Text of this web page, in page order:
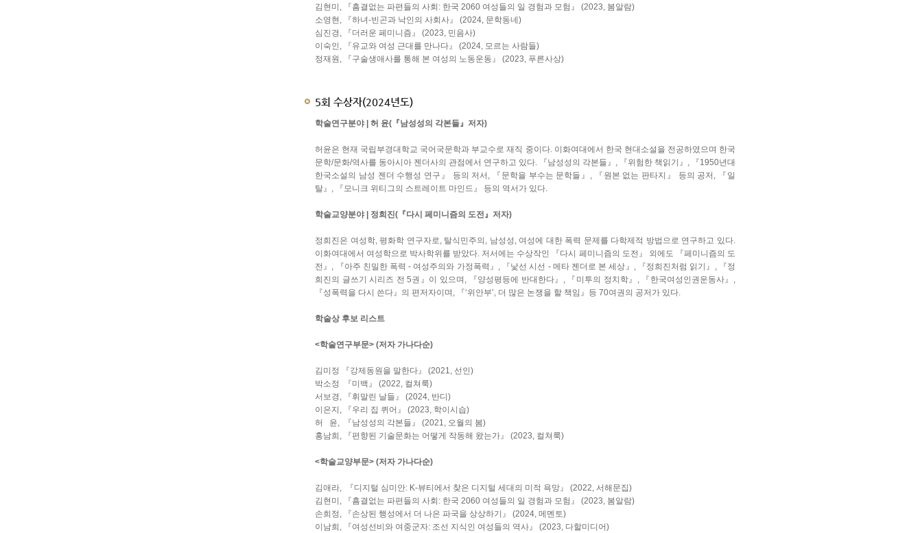
김현미, 『흠결없는 파편들의 사회: 한국 2060 여성들의 일 경험과 모험』 (2023, 봄알람)
소영현, 『하녀-빈곤과 낙인의 사회사』 (2024, 문학동네)
심진경, 『더러운 페미니즘』 (2023, 민음사)
이숙인, 『유교와 여성 근대를 만나다』 (2024, 모르는 사람들)
정재원, 『구술생애사를 통해 본 여성의 노동운동』 (2023, 푸른사상)
5회 수상자(2024년도)
학술연구분야 | 허 윤(『남성성의 각본들』저자)
허윤은 현재 국립부경대학교 국어국문학과 부교수로 재직 중이다. 이화여대에서 한국 현대소설을 전공하였으며 한국
문학/문화/역사를 동아시아 젠더사의 관점에서 연구하고 있다. 『남성성의 각본들』, 『위험한 책읽기』, 『1950년대
한국소설의 남성 젠더 수행성 연구』 등의 저서, 『문학을 부수는 문학들』, 『원본 없는 판타지』 등의 공저, 『일
탈』, 『모니크 위티그의 스트레이트 마인드』 등의 역서가 있다.
학술교양분야 | 정희진(『다시 페미니즘의 도전』저자)
정희진은 여성학, 평화학 연구자로, 탈식민주의, 남성성, 여성에 대한 폭력 문제를 다학제적 방법으로 연구하고 있다.
이화여대에서 여성학으로 박사학위를 받았다. 저서에는 수상작인 『다시 페미니즘의 도전』 외에도 『페미니즘의 도
전』, 『아주 친밀한 폭력 - 여성주의와 가정폭력』, 『낯선 시선 - 메타 젠더로 본 세상』, 『정희진처럼 읽기』, 『정
희진의 글쓰기 시리즈 전 5권』이 있으며, 『양성평등에 반대한다』, 『미투의 정치학』, 『한국여성인권운동사』,
『성폭력을 다시 쓴다』의 편저자이며, 『‘위안부’, 더 많은 논쟁을 할 책임』등 70여권의 공저가 있다.
학술상 후보 리스트
<학술연구부문> (저자 가나다순)
김미정 『강제동원을 말한다』 (2021, 선인)
박소정 『미백』 (2022, 컬쳐룩)
서보경, 『휘말린 날들』 (2024, 반디)
이은지, 『우리 집 퀴어』 (2023, 학이시습)
허 윤, 『남성성의 각본들』 (2021, 오월의 봄)
홍남희, 『편향된 기술문화는 어떻게 작동해 왔는가』 (2023, 컬쳐룩)
<학술교양부문> (저자 가나다순)
김애라, 『디지털 심미안: K-뷰티에서 찾은 디지털 세대의 미적 욕망』 (2022, 서해문집)
김현미, 『흠결없는 파편들의 사회: 한국 2060 여성들의 일 경험과 모험』 (2023, 봄알람)
손희정, 『손상된 행성에서 더 나은 파국을 상상하기』 (2024, 메멘토)
이남희, 『여성선비와 여중군자: 조선 지식인 여성들의 역사』 (2023, 다할미디어)